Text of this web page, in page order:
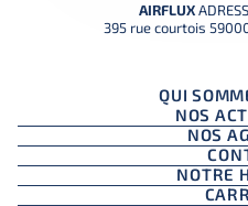
AIRFLUX
395 rue courtois
QUI
NOS
NOTRE
NOS